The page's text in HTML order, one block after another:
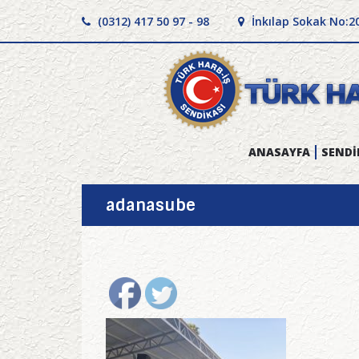
(0312) 417 50 97 - 98 İnkılap Sokak
ANASAYFA
adanasube